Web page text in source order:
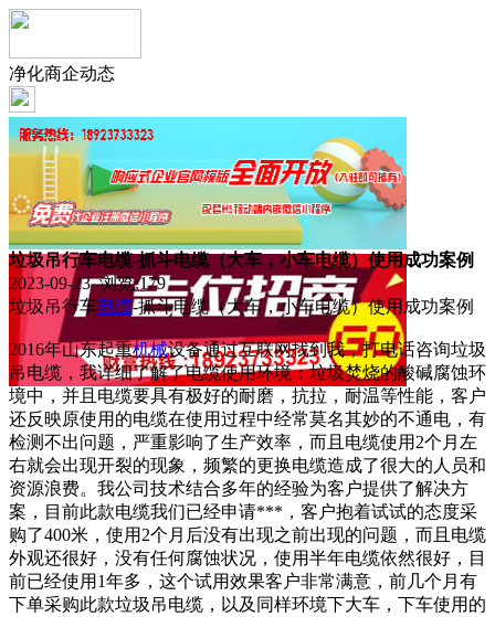
净化商企动态
垃圾吊行车电缆-抓斗电缆（大车，小车电缆）使用成功案例
2023-09-23 浏览:179
垃圾吊行车电缆-抓斗电缆（大车，小车电缆）使用成功案例
2016年山东起重机械设备通过互联网找到我，打电话咨询垃圾
吊电缆，我详细了解了电缆使用环境：垃圾焚烧的酸碱腐蚀环
境中，并且电缆要具有极好的耐磨，抗拉，耐温等性能，客户
还反映原使用的电缆在使用过程中经常莫名其妙的不通电，有
检测不出问题，严重影响了生产效率，而且电缆使用2个月左
右就会出现开裂的现象，频繁的更换电缆造成了很大的人员和
资源浪费。我公司技术结合多年的经验为客户提供了解决方
案，目前此款电缆我们已经申请***，客户抱着试试的态度采
购了400米，使用2个月后没有出现之前出现的问题，而且电缆
外观还很好，没有任何腐蚀状况，使用半年电缆依然很好，目
前已经使用1年多，这个试用效果客户非常满意，前几个月有
下单采购此款垃圾吊电缆，以及同样环境下大车，下车使用的